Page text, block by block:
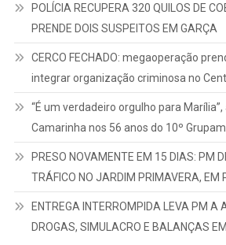
POLÍCIA RECUPERA 320 QUILOS DE
PRENDE DOIS SUSPEITOS EM GARÇA
CERCO FECHADO: megaoperação
integrar organização criminosa no
“É um verdadeiro orgulho para
Camarinha nos 56 anos do 10º
PRESO NOVAMENTE EM 15 DIAS: PM
TRÁFICO NO JARDIM PRIMAVERA, EM
ENTREGA INTERROMPIDA LEVA PM A
DROGAS, SIMULACRO E BALANÇAS